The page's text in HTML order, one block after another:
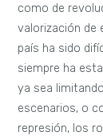
como de
valorización de
país ha sido
siempre ha
ya sea
escenarios, o
represión, los